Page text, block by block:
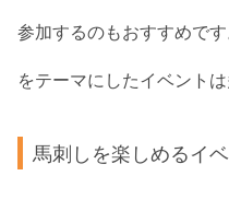
参加するのもおすすめで
をテーマにしたイベント
馬刺しを楽しめるイ